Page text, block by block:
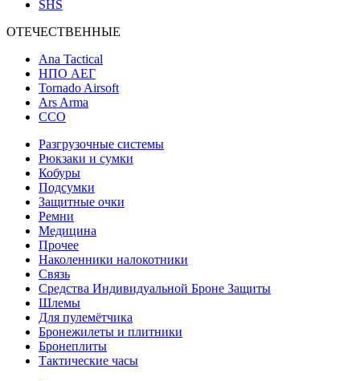
SHS
ОТЕЧЕСТВЕННЫЕ
Ana Tactical
НПО АЕГ
Tornado Airsoft
Ars Arma
ССО
Разгрузочные системы
Рюкзаки и сумки
Кобуры
Подсумки
Защитные очки
Ремни
Медицина
Прочее
Наколенники налокотники
Связь
Средства Индивидуальной Броне Защиты
Шлемы
Для пулемётчика
Бронежилеты и плитники
Бронеплиты
Тактические часы